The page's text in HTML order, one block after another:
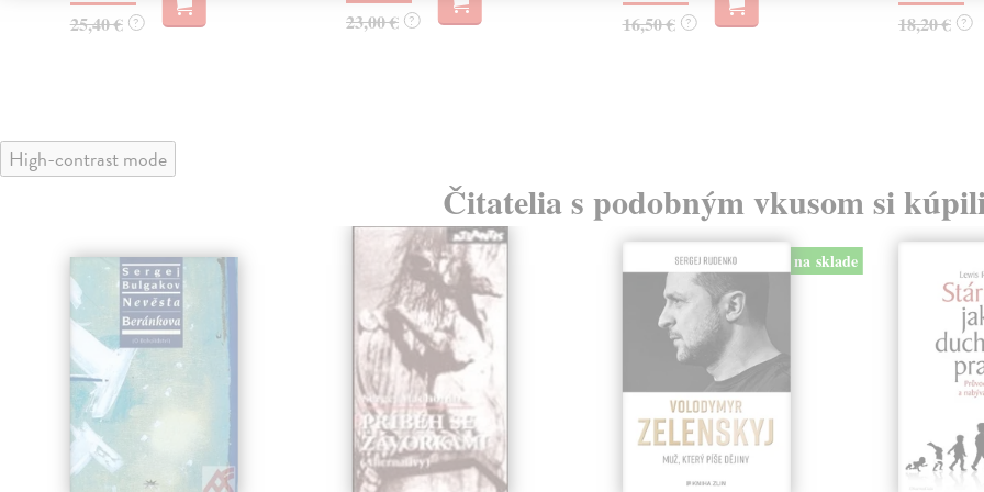
25,40 € ? 23,00 € ? 16,50 € ? 18,20 € ?
High-contrast mode
Čitatelia s podobným vkusom si
na sklade